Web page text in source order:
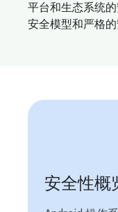
平台和生态系统
安全模型和严格的
安全性概